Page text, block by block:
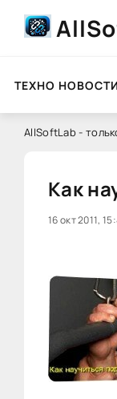
ТЕХНО НОВОСТИ
AllSoftLab -
Как
16 окт 2011, 0